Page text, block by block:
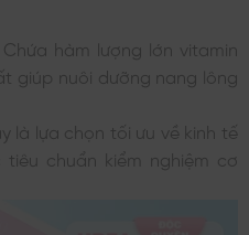
hàm lượng lớn vitamin
giúp nuôi dưỡng nang lông
là lựa chọn tối ưu về kinh tế
chuẩn kiểm nghiệm cơ